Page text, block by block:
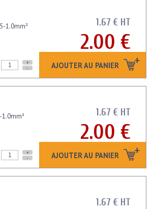
1.67 € HT
2.00 €
AJOUTER AU PANIER
1.0mm²
+
-
1.67 € HT
2.00 €
AJOUTER AU PANIER
+
-
1.67 € HT